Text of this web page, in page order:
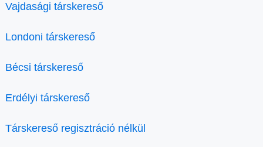
Vajdasági társkereső
Londoni társkereső
Bécsi társkereső
Erdélyi társkereső
Társkereső regisztráció nélkül